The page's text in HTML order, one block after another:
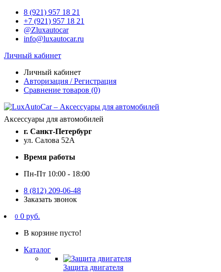
8 (921) 957 18 21
+7 (921) 957 18 21
@Zluxautocar
info@luxautocar.ru
Личный кабинет
Личный кабинет
Авторизация / Регистрация
Сравнение товаров (0)
Аксессуары для автомобилей
г. Санкт-Петербург
ул. Салова 52А
Время работы
Пн-Пт 10:00 - 18:00
8 (812) 209-06-48
Заказать звонок
0 0 руб.
В корзине пусто!
Каталог
Защита двигателя